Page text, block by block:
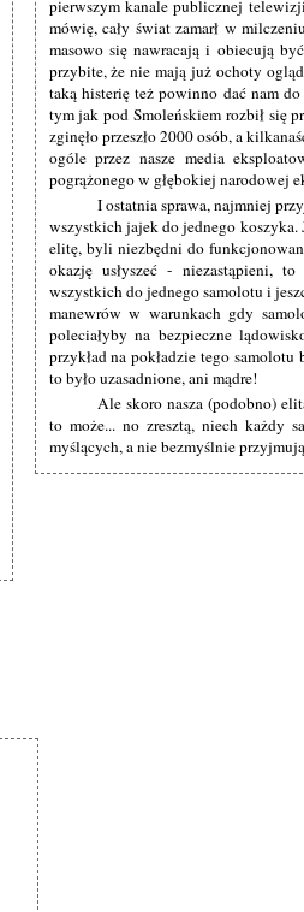
pierwszym kanale publicznej
mówię, cały świat zamarł w
masowo się nawracają i obiecują
przybite, że nie mają już ochoty
taką histerię też powinno dać nam
tym jak pod Smoleńskiem rozbił się
zginęło przeszło 2000 osób, a
ogóle przez nasze media
pogrążonego w głębokiej narodowej
I ostatnia sprawa, najmniej
wszystkich jajek do jednego
elitę, byli niezbędni do
okazję usłyszeć - niezastąpieni,
wszystkich do jednego samolotu i
manewrów w warunkach gdy
poleciałyby na bezpieczne
przykład na pokładzie tego
to było uzasadnione, ani mądre!
Ale skoro nasza (podobno)
to może... no zresztą, niech każdy
myślących, a nie bezmyślnie